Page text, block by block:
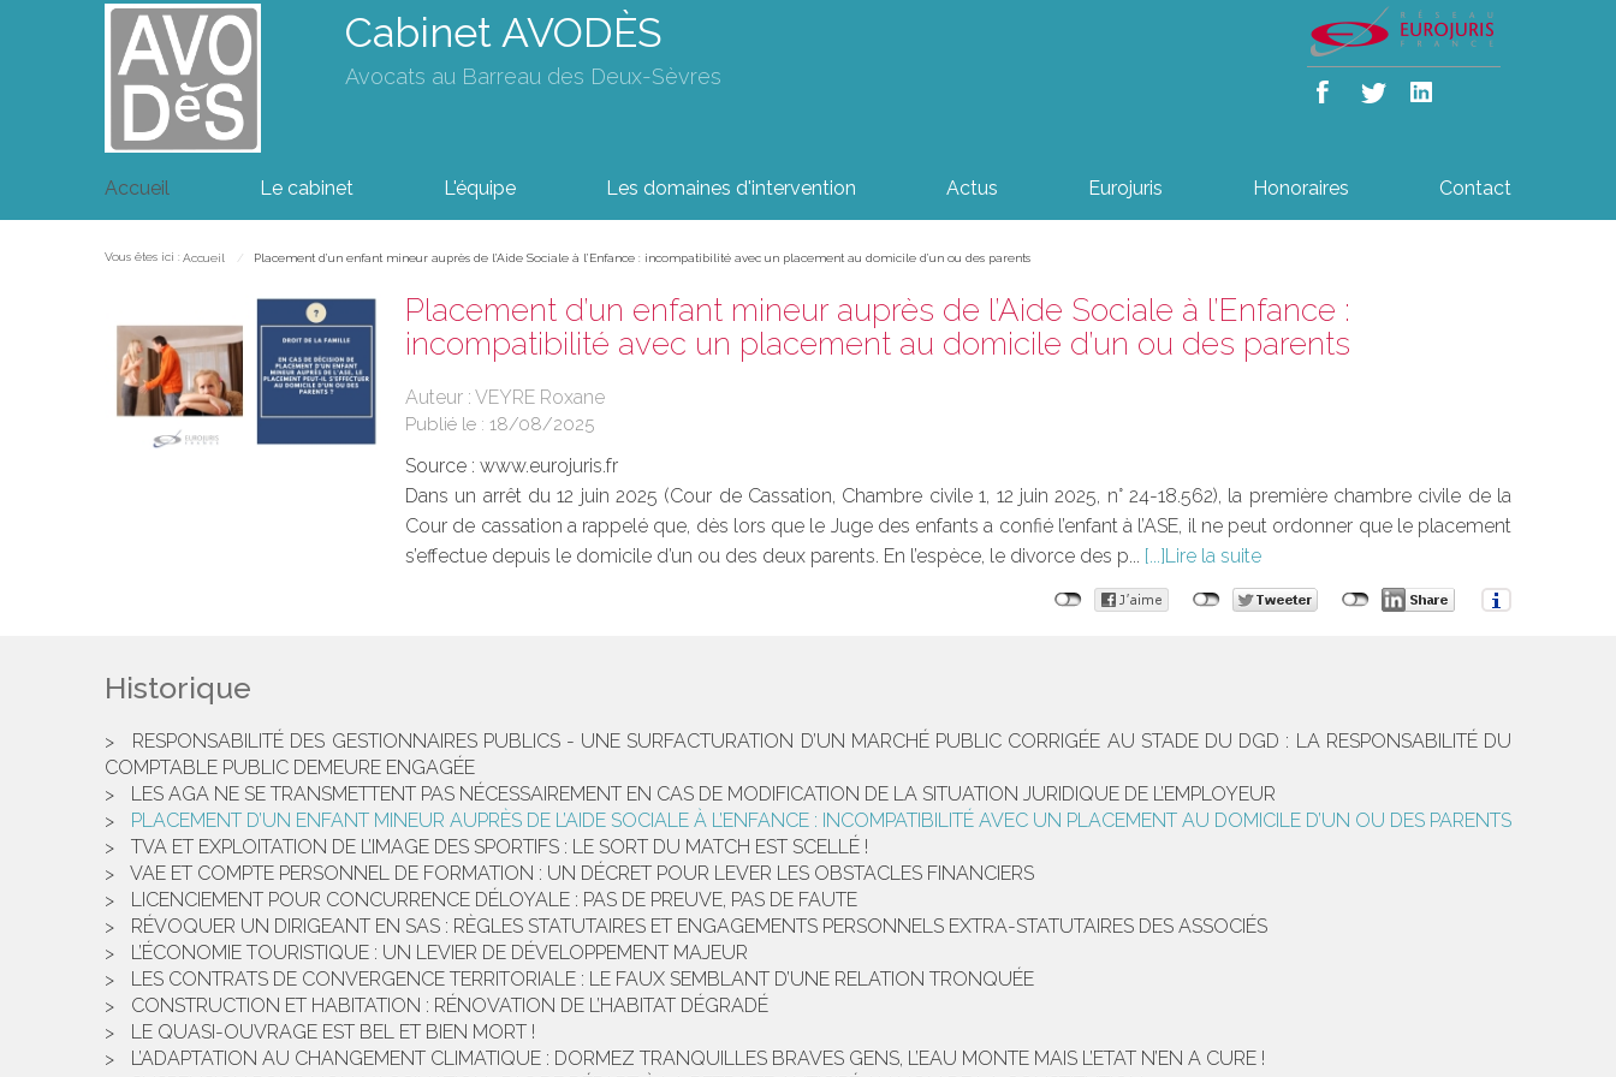
Cabinet AVODÈS
Avocats au Barreau des Deux-Sèvres
Accueil Le cabinet L'équipe Les domaines d'intervention Actus Eurojuris Honoraires Contact
Vous êtes ici : Accueil Placement d’un enfant mineur auprès de l’Aide Sociale à l’Enfance : incompatibilité avec un placement au domicile d’un ou des parents
Placement d’un enfant mineur auprès de l’Aide Sociale à l’Enfance :
incompatibilité avec un placement au domicile d’un ou des parents
Auteur : VEYRE Roxane
Publié le : 18/08/2025
Source : www.eurojuris.fr
Dans un arrêt du 12 juin 2025 (Cour de Cassation, Chambre civile 1, 12 juin 2025, n° 24-18.562), la première chambre civile de la
Cour de cassation a rappelé que, dès lors que le Juge des enfants a confié l’enfant à l’ASE, il ne peut ordonner que le placement
s’effectue depuis le domicile d’un ou des deux parents. En l’espèce, le divorce des p...
Lire la suite
Historique
RESPONSABILITÉ DES GESTIONNAIRES PUBLICS - UNE SURFACTURATION D’UN MARCHÉ PUBLIC CORRIGÉE AU STADE DU DGD : LA RESPONSABILITÉ DU
COMPTABLE PUBLIC DEMEURE ENGAGÉE
LES AGA NE SE TRANSMETTENT PAS NÉCESSAIREMENT EN CAS DE MODIFICATION DE LA SITUATION JURIDIQUE DE L’EMPLOYEUR
PLACEMENT D’UN ENFANT MINEUR AUPRÈS DE L’AIDE SOCIALE À L’ENFANCE : INCOMPATIBILITÉ AVEC UN PLACEMENT AU DOMICILE D’UN OU DES PARENTS
TVA ET EXPLOITATION DE L’IMAGE DES SPORTIFS : LE SORT DU MATCH EST SCELLÉ !
VAE ET COMPTE PERSONNEL DE FORMATION : UN DÉCRET POUR LEVER LES OBSTACLES FINANCIERS
LICENCIEMENT POUR CONCURRENCE DÉLOYALE : PAS DE PREUVE, PAS DE FAUTE
RÉVOQUER UN DIRIGEANT EN SAS : RÈGLES STATUTAIRES ET ENGAGEMENTS PERSONNELS EXTRA-STATUTAIRES DES ASSOCIÉS
L’ÉCONOMIE TOURISTIQUE : UN LEVIER DE DÉVELOPPEMENT MAJEUR
LES CONTRATS DE CONVERGENCE TERRITORIALE : LE FAUX SEMBLANT D’UNE RELATION TRONQUÉE
CONSTRUCTION ET HABITATION : RÉNOVATION DE L’HABITAT DÉGRADÉ
LE QUASI-OUVRAGE EST BEL ET BIEN MORT !
L’ADAPTATION AU CHANGEMENT CLIMATIQUE : DORMEZ TRANQUILLES BRAVES GENS, L’EAU MONTE MAIS L’ETAT N’EN A CURE !